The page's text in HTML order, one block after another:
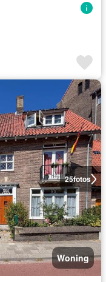
25fotos
Woning